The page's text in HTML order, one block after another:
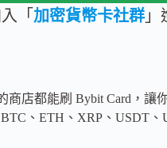
「 加密貨幣卡社群 」
商店都能刷 Bybit Card，讓
BTC、ETH、XRP、USDT